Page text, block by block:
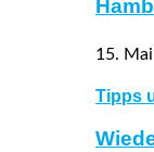
15.
Tipps